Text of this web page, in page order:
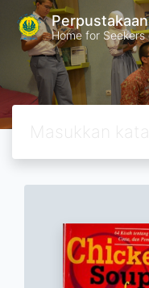
Home for